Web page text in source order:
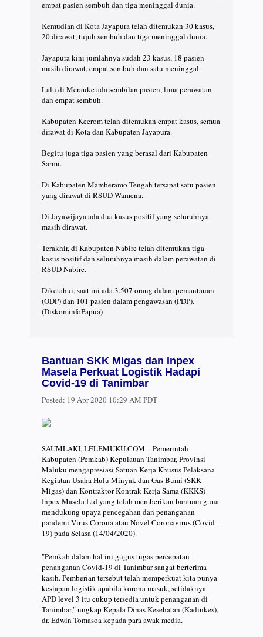
empat pasien sembuh dan tiga meninggal dunia.⠀
Kemudian di Kota Jayapura telah ditemukan 30 kasus,
20 dirawat, tujuh sembuh dan tiga meninggal dunia.⠀
Jayapura kini jumlahnya sudah 23 kasus, 18 pasien
masih dirawat, empat sembuh dan satu meninggal.⠀
Lalu di Merauke ada sembilan pasien, lima perawatan
dan empat sembuh.⠀
Kabupaten Keerom telah ditemukan empat kasus, semua
dirawat di Kota dan Kabupaten Jayapura.⠀
Begitu juga tiga pasien yang berasal dari Kabupaten
Sarmi.⠀
Di Kabupaten Mamberamo Tengah tersapat satu pasien
yang dirawat di RSUD Wamena.⠀
Di Jayawijaya ada dua kasus positif yang seluruhnya
masih dirawat.⠀
Terakhir, di Kabupaten Nabire telah ditemukan tiga
kasus positif dan seluruhnya masih dalam perawatan di
RSUD Nabire.⠀
Diketahui, saat ini ada 3.507 orang dalam pemantauan
(ODP) dan 101 pasien dalam pengawasan (PDP).
(DiskominfoPapua)
Bantuan SKK Migas dan Inpex
Masela Perkuat Logistik Hadapi
Covid-19 di Tanimbar
Posted: 19 Apr 2020 10:29 AM PDT
SAUMLAKI, LELEMUKU.COM – Pemerintah
Kabupaten (Pemkab) Kepulauan Tanimbar, Provinsi
Maluku mengapresiasi Satuan Kerja Khusus Pelaksana
Kegiatan Usaha Hulu Minyak dan Gas Bumi (SKK
Migas) dan Kontraktor Kontrak Kerja Sama (KKKS)
Inpex Masela Ltd yang telah memberikan bantuan guna
mendukung upaya pencegahan dan penanganan
pandemi Virus Corona atau Novel Coronavirus (Covid-
19) pada Selasa (14/04/2020).
"Pemkab dalam hal ini gugus tugas percepatan
penanganan Covid-19 di Tanimbar sangat berterima
kasih. Pemberian tersebut telah memperkuat kita punya
kesiapan logistik apabila korona masuk, setidaknya
APD level 3 itu cukup tersedia untuk penanganan di
Tanimbar," ungkap Kepala Dinas Kesehatan (Kadinkes),
dr. Edwin Tomasoa kepada para awak media.